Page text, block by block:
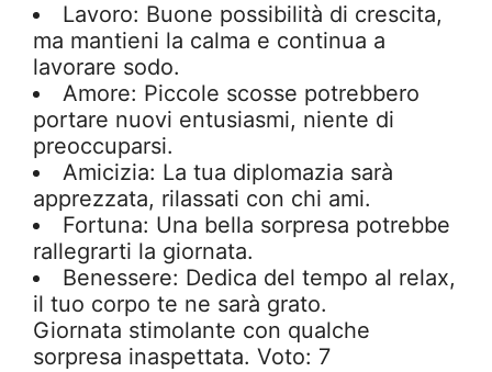
Lavoro: Buone possibilità di crescita,
ma mantieni la calma e continua a
lavorare sodo.
Amore: Piccole scosse potrebbero
portare nuovi entusiasmi, niente di
preoccuparsi.
Amicizia: La tua diplomazia sarà
apprezzata, rilassati con chi ami.
Fortuna: Una bella sorpresa potrebbe
rallegrarti la giornata.
Benessere: Dedica del tempo al relax,
il tuo corpo te ne sarà grato.
Giornata stimolante con qualche
sorpresa inaspettata. Voto: 7